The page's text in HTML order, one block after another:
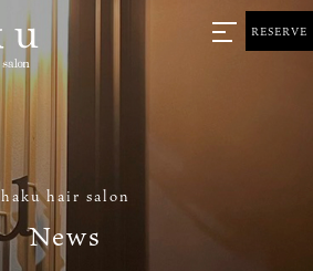
haku hair salon
News
RESERVE